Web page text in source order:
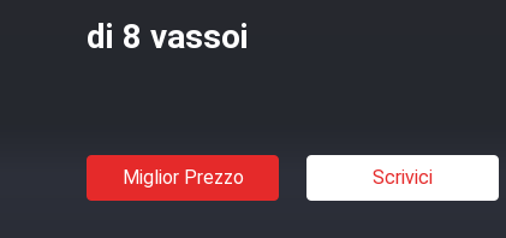
di 8 vassoi
Miglior Prezzo Scrivici